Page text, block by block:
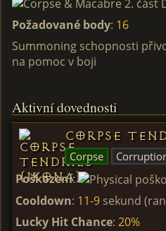
Požadované body: 16
Summoning schopnosti
na pomoc v boji
Aktivní dovednosti
Corpse
Corpse
Poškození:
Cooldown: 11-9 sekund
Lucky Hit Chance: 20%